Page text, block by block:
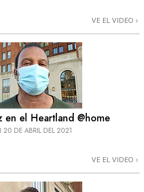
VE EL VIDEO
en el Heartland @home
20 DE ABRIL DEL 2021
VE EL VIDEO